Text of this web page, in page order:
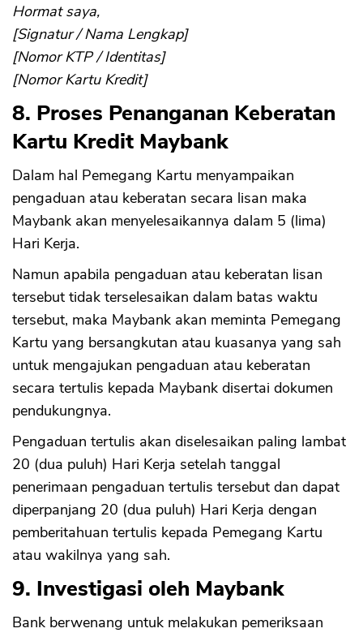
Hormat saya,
[Signatur / Nama Lengkap]
[Nomor KTP / Identitas]
[Nomor Kartu Kredit]
8. Proses Penanganan Keberatan
Kartu Kredit Maybank
Dalam hal Pemegang Kartu menyampaikan
pengaduan atau keberatan secara lisan maka
Maybank akan menyelesaikannya dalam 5 (lima)
Hari Kerja.
Namun apabila pengaduan atau keberatan lisan
tersebut tidak terselesaikan dalam batas waktu
tersebut, maka Maybank akan meminta Pemegang
Kartu yang bersangkutan atau kuasanya yang sah
untuk mengajukan pengaduan atau keberatan
secara tertulis kepada Maybank disertai dokumen
pendukungnya.
Pengaduan tertulis akan diselesaikan paling lambat
20 (dua puluh) Hari Kerja setelah tanggal
penerimaan pengaduan tertulis tersebut dan dapat
diperpanjang 20 (dua puluh) Hari Kerja dengan
pemberitahuan tertulis kepada Pemegang Kartu
atau wakilnya yang sah.
9. Investigasi oleh Maybank
Bank berwenang untuk melakukan pemeriksaan